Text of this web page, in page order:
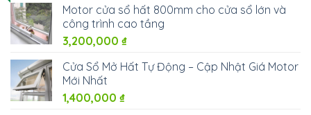
Motor cửa sổ hất 800mm cho cửa sổ lớn và
công trình cao tầng
3,200,000 ₫
Cửa Sổ Mở Hất Tự Động – Cập Nhật Giá Motor
Mới Nhất
1,400,000 ₫